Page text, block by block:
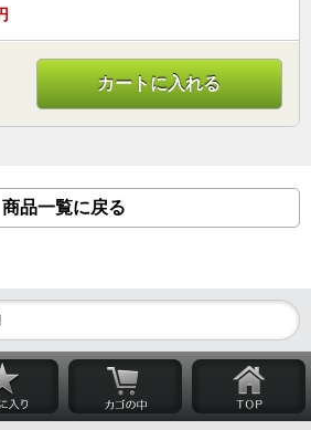
カートに入れる
商品一覧に戻る